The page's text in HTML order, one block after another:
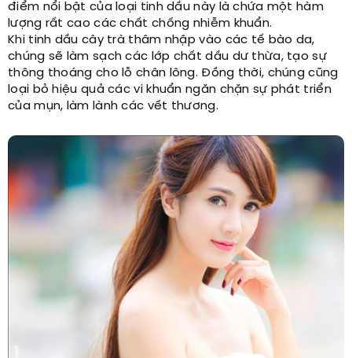
điểm nổi bật của loại tinh dầu này là chứa một hàm
lượng rất cao các chất chống nhiễm khuẩn.
Khi tinh dầu cây trà thâm nhập vào các tế bào da,
chúng sẽ làm sạch các lớp chất dầu dư thừa, tạo sự
thông thoáng cho lỗ chân lông. Đồng thời, chúng cũng
loại bỏ hiệu quả các vi khuẩn ngăn chặn sự phát triển
của mụn, làm lành các vết thương.